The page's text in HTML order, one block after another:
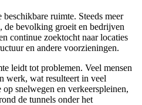
ruimte. Steeds meer
de bevolking groeit en bedrijven
continue zoektocht naar locaties
en andere voorzieningen.
leidt tot problemen. Veel mensen
werk, wat resulteert in veel
snelwegen en verkeerspleinen,
de tunnels onder het